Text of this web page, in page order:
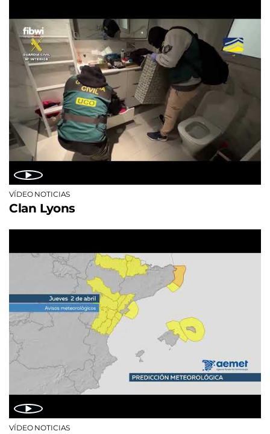
VÍDEO NOTICIAS
Clan Lyons
VÍDEO NOTICIAS